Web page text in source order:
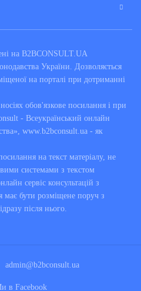
на B2BCONSULT.UA
України. Дозволяється
на порталі при дотриманні
обов'язкове посилання і при
- Всеукраїнський онлайн
www.b2bconsult.ua - як
на текст матеріалу, не
системами з текстом
сервіс консультацій з
має бути розміщене поруч з
після нього.
admin@b2bconsult.ua
в Facebook